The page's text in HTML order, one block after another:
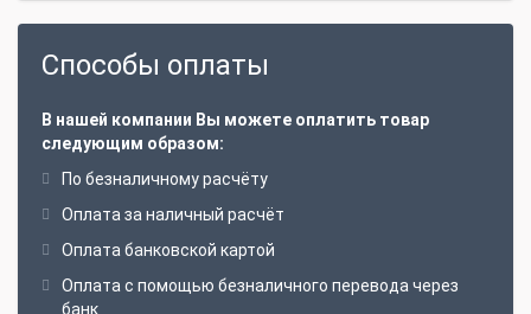
Способы оплаты
В нашей компании Вы можете оплатить товар
следующим образом:
По безналичному расчёту
Оплата за наличный расчёт
Оплата банковской картой
Оплата с помощью безналичного перевода через
банк